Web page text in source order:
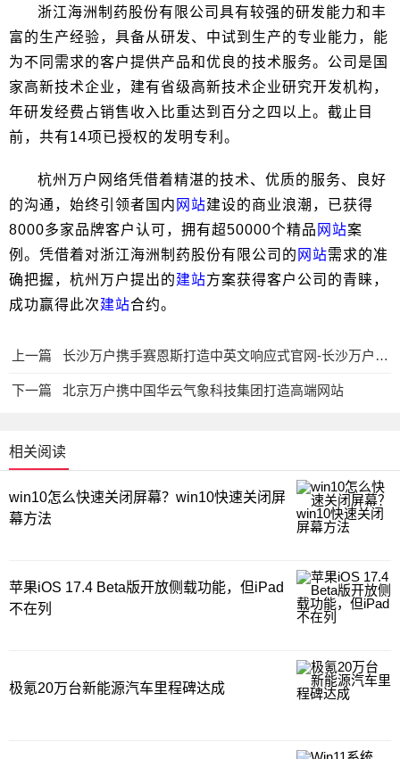
浙江海洲制药股份有限公司具有较强的研发能力和丰
富的生产经验，具备从研发、中试到生产的专业能力，能
为不同需求的客户提供产品和优良的技术服务。公司是国
家高新技术企业，建有省级高新技术企业研究开发机构，
年研发经费占销售收入比重达到百分之四以上。截止目
前，共有14项已授权的发明专利。
杭州万户网络凭借着精湛的技术、优质的服务、良好
的沟通，始终引领者国内 网站建设的商业浪潮，已获得
8000多家品牌客户认可，拥有超50000个精品 网站案
例。凭借着对浙江海洲制药股份有限公司的 网站需求的准
确把握，杭州万户提出的建站方案获得客户公司的青睐，
成功赢得此次建站合约。
上一篇 长沙万户携手赛恩斯打造中英文响应式官网-长沙万户网络
下一篇 北京万户携中国华云气象科技集团打造高端网站
相关阅读
win10怎么快速关闭屏幕？win10快速关闭屏
幕方法
苹果iOS 17.4 Beta版开放侧载功能，但iPad
不在列
极氪20万台新能源汽车里程碑达成